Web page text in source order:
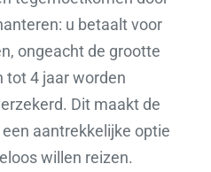
u betaalt voor
ongeacht de grootte
tot 4 jaar worden
Dit maakt de
aantrekkelijke optie
willen reizen.